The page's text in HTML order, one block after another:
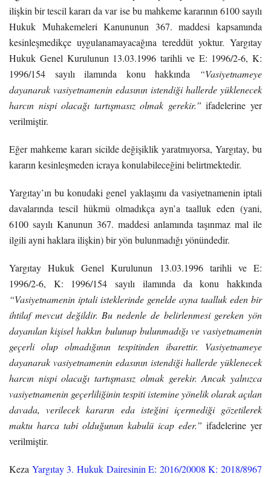
ilişkin bir tescil kararı da var ise bu mahkeme kararının 6100 sayılı
Hukuk Muhakemeleri Kanununun 367. maddesi kapsamında
kesinleşmedikçe uygulanamayacağına tereddüt yoktur. Yargıtay
Hukuk Genel Kurulunun 13.03.1996 tarihli ve E: 1996/2-6, K:
1996/154 sayılı ilamında konu hakkında “Vasiyetnameye
dayanarak vasiyetnamenin edasının istendiği hallerde yüklenecek
harcın nispi olacağı tartışmasız olmak gerekir.” ifadelerine yer
verilmiştir.
Eğer mahkeme kararı sicilde değişiklik yaratmıyorsa, Yargıtay, bu
kararın kesinleşmeden icraya konulabileceğini belirtmektedir.
Yargıtay’ın bu konudaki genel yaklaşımı da vasiyetnamenin iptali
davalarında tescil hükmü olmadıkça ayn’a taalluk eden (yani,
6100 sayılı Kanunun 367. maddesi anlamında taşınmaz mal ile
ilgili ayni haklara ilişkin) bir yön bulunmadığı yönündedir.
Yargıtay Hukuk Genel Kurulunun 13.03.1996 tarihli ve E:
1996/2-6, K: 1996/154 sayılı ilamında da konu hakkında
“Vasiyetnamenin iptali isteklerinde genelde ayna taalluk eden bir
ihtilaf mevcut değildir. Bu nedenle de belirlenmesi gereken yön
dayanılan kişisel hakkın bulunup bulunmadığı ve vasiyetnamenin
geçerli olup olmadığının tespitinden ibarettir. Vasiyetnameye
dayanarak vasiyetnamenin edasının istendiği hallerde yüklenecek
harcın nispi olacağı tartışmasız olmak gerekir. Ancak yalnızca
vasiyetnamenin geçerliliğinin tespiti istemine yönelik olarak açılan
davada, verilecek kararın eda isteğini içermediği gözetilerek
maktu harca tabi olduğunun kabulü icap eder.” ifadelerine yer
verilmiştir.
Keza Yargıtay 3. Hukuk Dairesinin E: 2016/20008 K: 2018/8967